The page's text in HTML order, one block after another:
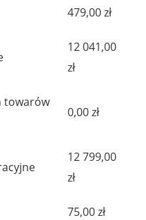
479,00 zł
12 041,00
zł
towarów
0,00 zł
12 799,00
zł
75,00 zł